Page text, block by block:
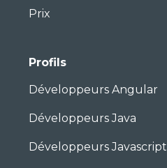
Prix
Profils
Développeurs Angular
Développeurs Java
Développeurs Javascript